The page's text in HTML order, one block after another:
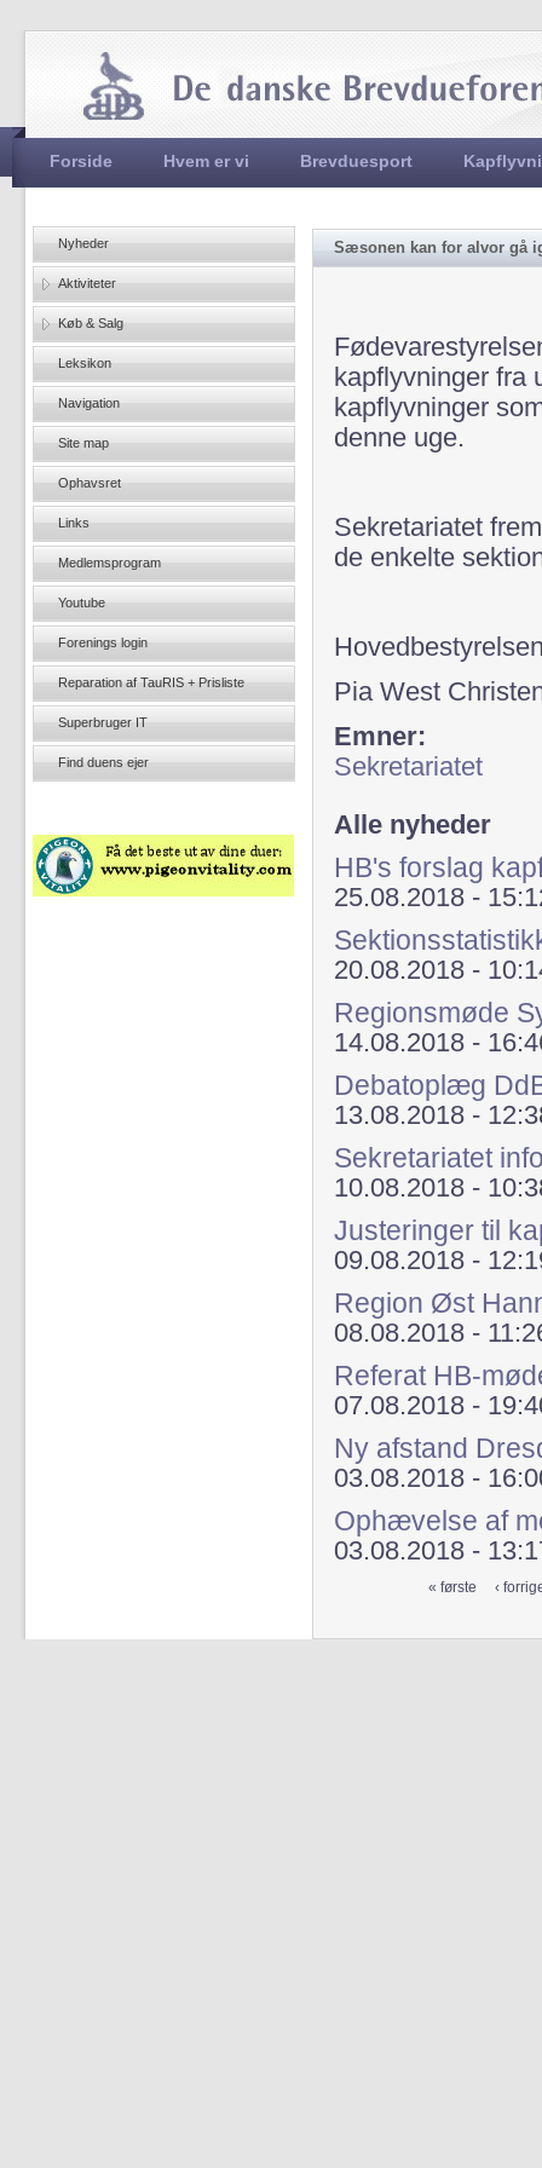
Hovedmenu
Forside Hvem er vi Brevduesport
Sæsonen kan for alvor gå
kapflyvninger fra
kapflyvninger
denne uge.
Sekretariatet
de enkelte
Pia West
Emner:
Sekretariatet
Alle nyheder
HB's forslag
25.08.2018 -
20.08.2018 -
Regionsmøde
14.08.2018 -
Debatoplæg
13.08.2018 -
Sekretariatet
10.08.2018 -
Justeringer til
09.08.2018 -
Region Øst
08.08.2018 -
Referat HB-
07.08.2018 -
Ny afstand
03.08.2018 -
Ophævelse af
03.08.2018 -
« første ‹
Nyheder
Aktiviteter
Køb & Salg
Leksikon
Navigation
Site map
Ophavsret
Links
Medlemsprogram
Youtube
Forenings login
Reparation af TauRIS + Prisliste
Superbruger IT
Find duens ejer